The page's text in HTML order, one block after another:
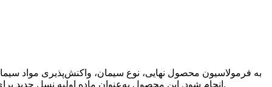
به همین دلیل، انتخاب دوز و فرمولاسیون نهایی باید با آزمایش سازگاری و اجرای Trial Mix انجام شود. این محصول به‌عنوان ماده اولیه نسل جدید برای تولید فوق‌روان‌کننده‌های بتن معرفی شده است.